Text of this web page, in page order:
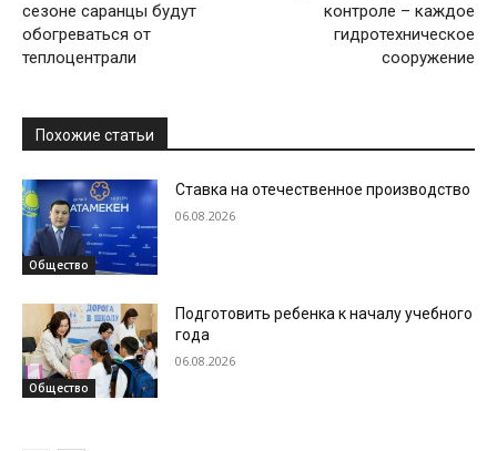
сезоне саранцы будут
обогреваться от
теплоцентрали
контроле – каждое
гидротехническое
сооружение
Похожие статьи
Общество
Ставка на отечественное производство
06.08.2026
Общество
Подготовить ребенка к началу учебного
года
06.08.2026